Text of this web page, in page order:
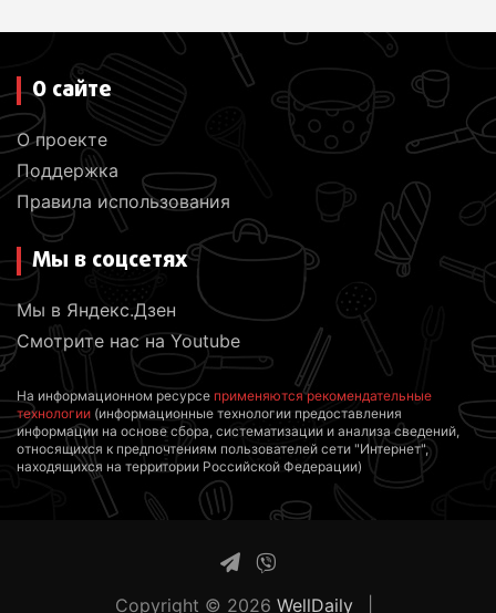
О сайте
О проекте
Поддержка
Правила использования
Мы в соцсетях
Мы в Яндекс.Дзен
Смотрите нас на Youtube
На информационном ресурсе применяются рекомендательные
технологии (информационные технологии предоставления
информации на основе сбора, систематизации и анализа сведений,
относящихся к предпочтениям пользователей сети "Интернет",
находящихся на территории Российской Федерации)
Copyright © 2026 WellDaily